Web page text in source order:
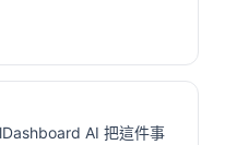
AI 把這件事